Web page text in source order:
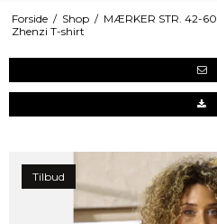
Forside / Shop / MÆRKER STR. 42-60
Zhenzi T-shirt
Tilbud